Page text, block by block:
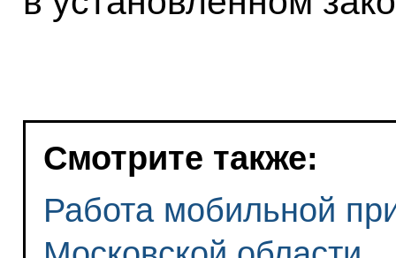
Смотрите также:
Работа мобильной